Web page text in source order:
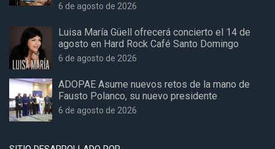
6 de agosto de 2026
Luisa María Güell ofrecerá concierto el 14 de
agosto en Hard Rock Café Santo Domingo
6 de agosto de 2026
ADOPAE Asume nuevos retos de la mano de
Fausto Polanco, su nuevo presidente
6 de agosto de 2026